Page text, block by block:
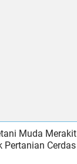
Muda Merakit
Pertanian Cerdas